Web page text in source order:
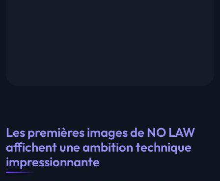
Les premières images de NO LAW
affichent une ambition technique
impressionnante